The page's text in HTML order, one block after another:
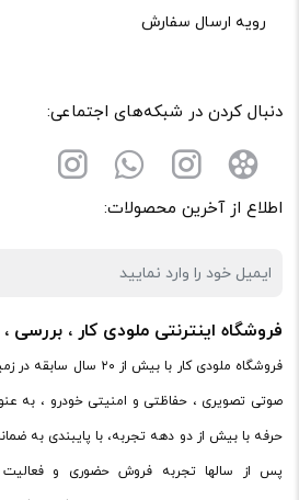
رویه ارسال سفارش
دنبال کردن در شبکه‌های اجتماعی:
اطلاع از آخرین محصولات:
فروشگاه اینترنتی ملودی کار ، بررسی
فروشگاه ملودی کار با
صوتی تصویری ، حفاظتی و امنیتی خودرو ، به
حرفه با بیش از دو دهه تجربه، با پایبندی به
پس از سالها تجربه فروش حضوری و